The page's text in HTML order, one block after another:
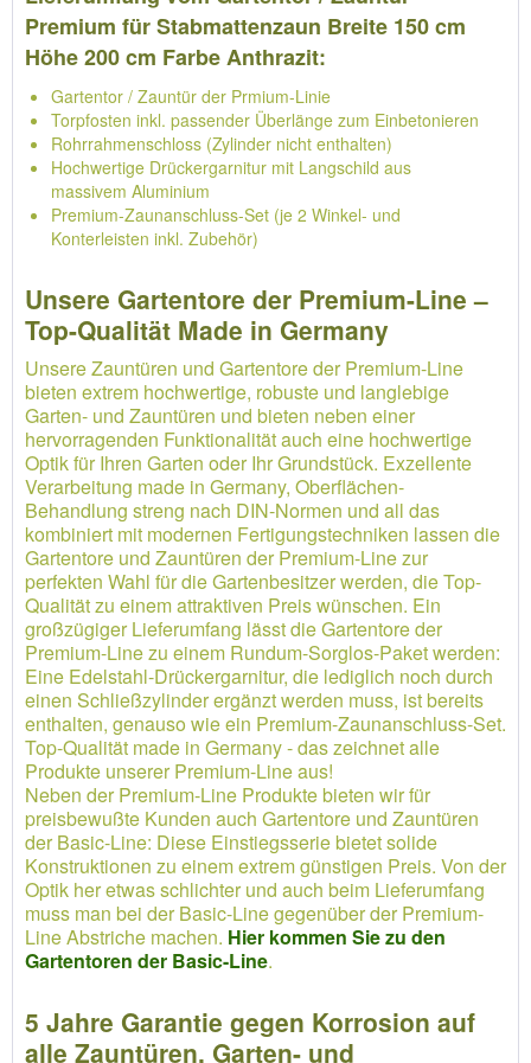
Premium für Stabmattenzaun Breite 150 cm
Höhe 200 cm Farbe Anthrazit:
Gartentor / Zauntür der Prmium-Linie
Torpfosten inkl. passender Überlänge zum Einbetonieren
Rohrrahmenschloss (Zylinder nicht enthalten)
Hochwertige Drückergarnitur mit Langschild aus
massivem Aluminium
Premium-Zaunanschluss-Set (je 2 Winkel- und
Konterleisten inkl. Zubehör)
Unsere Gartentore der Premium-Line –
Top-Qualität Made in Germany
Unsere Zauntüren und Gartentore der Premium-Line
bieten extrem hochwertige, robuste und langlebige
Garten- und Zauntüren und bieten neben einer
hervorragenden Funktionalität auch eine hochwertige
Optik für Ihren Garten oder Ihr Grundstück. Exzellente
Verarbeitung made in Germany, Oberflächen-
Behandlung streng nach DIN-Normen und all das
kombiniert mit modernen Fertigungstechniken lassen die
Gartentore und Zauntüren der Premium-Line zur
perfekten Wahl für die Gartenbesitzer werden, die Top-
Qualität zu einem attraktiven Preis wünschen. Ein
großzügiger Lieferumfang lässt die Gartentore der
Premium-Line zu einem Rundum-Sorglos-Paket werden:
Eine Edelstahl-Drückergarnitur, die lediglich noch durch
einen Schließzylinder ergänzt werden muss, ist bereits
enthalten, genauso wie ein Premium-Zaunanschluss-Set.
Top-Qualität made in Germany - das zeichnet alle
Produkte unserer Premium-Line aus!
Neben der Premium-Line Produkte bieten wir für
preisbewußte Kunden auch Gartentore und Zauntüren
der Basic-Line: Diese Einstiegsserie bietet solide
Konstruktionen zu einem extrem günstigen Preis. Von der
Optik her etwas schlichter und auch beim Lieferumfang
muss man bei der Basic-Line gegenüber der Premium-
Line Abstriche machen. Hier kommen Sie zu den
Gartentoren der Basic-Line.
5 Jahre Garantie gegen Korrosion auf
alle Zauntüren, Garten- und